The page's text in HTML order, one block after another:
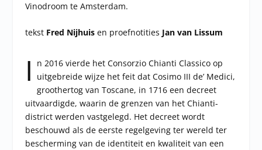
Vinodroom te Amsterdam.
tekst Fred Nijhuisen proefnotities Jan van Lissum
I
n 2016 vierde het Consorzio Chianti Classico op
uitgebreide wijze het feit dat Cosimo III de’ Medici,
groothertog van Toscane, in 1716 een decreet
uitvaardigde, waarin de grenzen van het Chianti-
district werden vastgelegd. Het decreet wordt
beschouwd als de eerste regelgeving ter wereld ter
bescherming van de identiteit en kwaliteit van een